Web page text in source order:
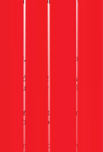
bề mặt, quét 2 lớp nhựa
quét lớp lót, 2 lớp nhựa
cố lưới thủy tinh ở các
các bước gói tăng cường
vữa bảo vệ bề mặt.
mang tính chất tham